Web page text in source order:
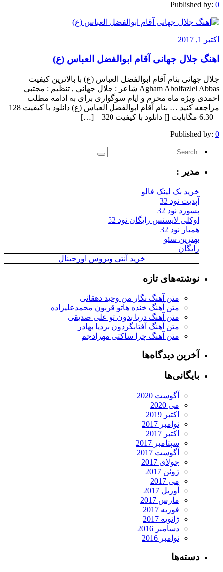
Published by: 0
اکتبر 1, 2017
اهنگ جلال جهانی آقام ابوالفضل العباس (ع)
جلال جهانی بنام آقام ابوالفضل العباس (ع) با بالاترین کیفیت –
Agham Abolfazlel Abbas شاعر : جلال جهانی , تنظیم : مجتبی
احمدی ویژه ماه محرم و ایام سوگواری برای به ادامه مطلب
مراجعه کنید … بنام آقام ابوالفضل العباس (ع) دانلود با کیفیت 128
– 6.30 مگابایت [] دانلود با کیفیت 320 – […]
Published by: 0
مدیر :
خرید بک لینک فالو
آپدیت نود 32
پسورد نود 32
اوکلی لایسنس رایگان نود 32
همیار نود 32
بهترین سئو
رایگان
خرید آنتی ویروس اورجینال
نوشته‌های تازه
متن آهنگ نگار من وحید دهقانی
متن آهنگ خنده هاتو قربون محمدعلیزاده
متن آهنگ دریا بدون تو علی صدیقی
متن آهنگ آفتابگردون بردیا بهادر
متن آهنگ چرا ساکتی مهرادجم
آخرین دیدگاه‌ها
بایگانی‌ها
آگوست 2020
می 2020
اکتبر 2019
نوامبر 2017
اکتبر 2017
سپتامبر 2017
آگوست 2017
جولای 2017
ژوئن 2017
می 2017
آوریل 2017
مارس 2017
فوریه 2017
ژانویه 2017
دسامبر 2016
نوامبر 2016
دسته‌ها